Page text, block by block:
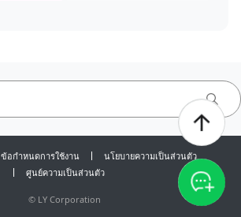
ข้อกำหนดการใช้งาน
นโยบายความเป็นส่วนตัว
ศูนย์ความเป็นส่วนตัว
© LY Corporation